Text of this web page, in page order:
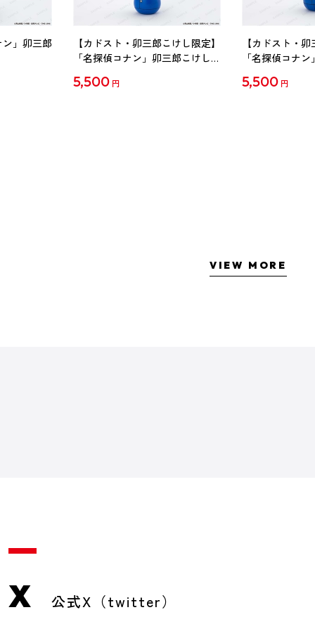
」卯三郎
【カドスト・卯三郎こけし限定】
「名探偵コナン」卯三郎こけし
5,500 円
【カドスト・
「名探偵コナ
5,500 円
VIEW MORE
X 公式X（twitter）